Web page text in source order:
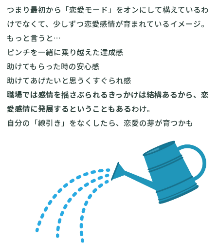
つまり最初から「恋愛モード」をオンにして構えているわ
けでなくて、少しずつ恋愛感情が育まれているイメージ。
もっと言うと…
ピンチを一緒に乗り越えた達成感
助けてもらった時の安心感
助けてあげたいと思うくすぐられ感
職場では感情を揺さぶられるきっかけは結構あるから、恋
愛感情に発展するということもあるわけ。
自分の「線引き」をなくしたら、恋愛の芽が育つかも